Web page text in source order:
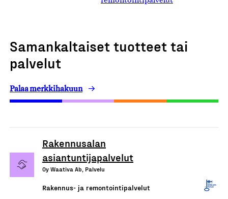
Samankaltaiset tuotteet tai
palvelut
Palaa merkkihakuun
Rakennusalan
asiantuntijapalvelut
Oy Waativa Ab, Palvelu
Rakennus- ja remontointipalvelut